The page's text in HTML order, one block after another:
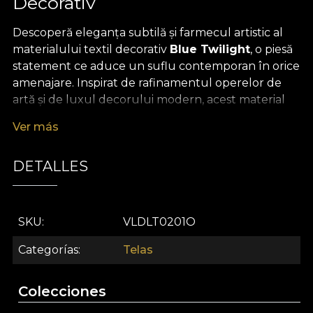
Descoperă eleganța subtilă și farmecul artistic al
materialului textil decorativ Blue Twilight, o piesă
statement ce aduce un suflu contemporan în orice
amenajare. Inspirat de rafinamentul operelor de
artă și de luxul decorului modern, acest material
nuanțelor pastelate de albastru, pudrat și diafan,
Pattern-ul abstract, realizat cu atenție la detalii,
creează o atmosferă serenă și sofisticată,
liniște și inspirație.
Versatilitatea materialului Blue Twilight deschide o
lume de posibilități creative pentru design interior.
ce filtrează lumina într-un mod elegant, pentru
Ver más
DETALLES
SKU VLDLT0201O
Categorías Telas
Colecciones